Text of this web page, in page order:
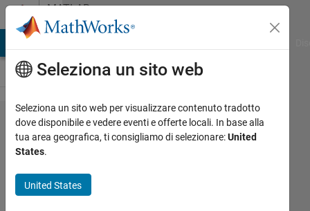
Vai al contenutoMATLAB
Answers
How does
MATLAB
designer
Seleziona un sito web
Seleziona un sito web per visualizzare contenuto tradotto
dove disponibile e vedere eventi e offerte locali. In base alla
tua area geografica, ti consigliamo di selezionare:United
States.
United States